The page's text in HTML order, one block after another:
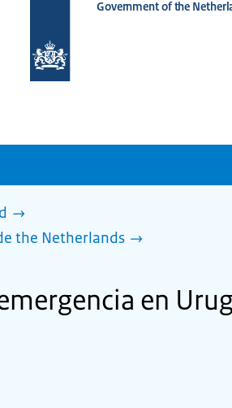
homepage
Government of the
the Netherlands
en